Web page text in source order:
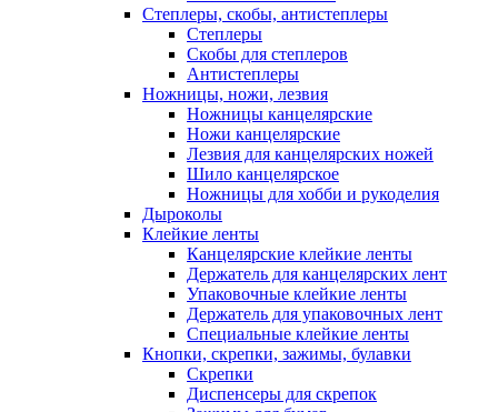
Степлеры, скобы, антистеплеры
Степлеры
Скобы для степлеров
Антистеплеры
Ножницы, ножи, лезвия
Ножницы канцелярские
Ножи канцелярские
Лезвия для канцелярских ножей
Шило канцелярское
Ножницы для хобби и рукоделия
Дыроколы
Клейкие ленты
Канцелярские клейкие ленты
Держатель для канцелярских лент
Упаковочные клейкие ленты
Держатель для упаковочных лент
Специальные клейкие ленты
Кнопки, скрепки, зажимы, булавки
Скрепки
Диспенсеры для скрепок